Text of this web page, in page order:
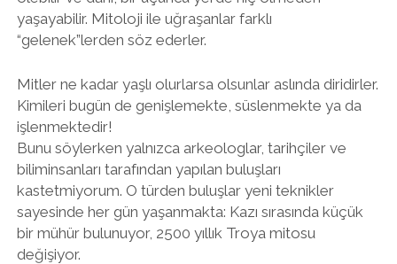
yaşayabilir. Mitoloji ile uğraşanlar farklı
“gelenek”lerden söz ederler.
Mitler ne kadar yaşlı olurlarsa olsunlar aslında diridirler.
Kimileri bugün de genişlemekte, süslenmekte ya da
işlenmektedir!
Bunu söylerken yalnızca arkeologlar, tarihçiler ve
biliminsanları tarafından yapılan buluşları
kastetmiyorum. O türden buluşlar yeni teknikler
sayesinde her gün yaşanmakta: Kazı sırasında küçük
bir mühür bulunuyor, 2500 yıllık Troya mitosu
değişiyor.